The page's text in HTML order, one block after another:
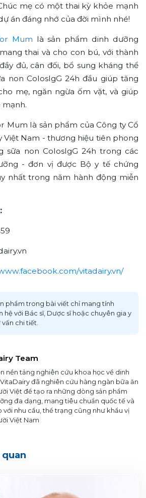
mẹ có một thai kỳ khỏe mạnh
án đáng nhớ của đời mình nhé!
Mum là sản phẩm dinh dưỡng
thai và cho con bú, với thành
đủ, cân đối, bổ sung kháng thể
non ColosIgG 24h đầu giúp tăng
mẹ, ngăn ngừa ốm vặt, và giúp
Mum là sản phẩm của Công ty Cổ
Việt Nam - thương hiệu tiên phong
sữa non ColosIgG 24h trong các
- đơn vị được Bộ y tế chứng
nhất trong năm hành động miễn
vitadairy.vn/
phẩm trong bài viết chỉ mang tính
hệ với Bác sĩ, Dược sĩ hoặc chuyên gia y
chi tiết.
Team
nền tảng nghiên cứu khoa học về dinh
đã nghiên cứu hàng ngàn bữa ăn
Việt để tạo ra những dòng sản phẩm
đa dạng, mang tiêu chuẩn quốc tế và
với nhu cầu, thể trạng cũng như khẩu vị
Việt Nam